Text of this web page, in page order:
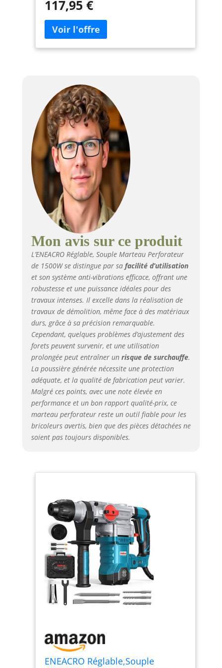
réaliser des projets lourds sur le béton, le
maçonnerie, etc. Avec un contrôle de
vitesse à 6 niveaux, vous aurez toujours le
contrôle total de votre outil. Capacité de
sécurité conçu pour protéger votre
poignet lorsque le marteau perforateur
est exposé à une force de couple élevée.
La poignée réglable à 360° s'applique à
différents travaux et le système anti-
vibration conçu pour réduire efficacement
les vibrations, et réduire la fatigue. La
poignée souple empêche efficacement le
glissement et apporte une meilleure et
confortable prise en main pendant
l'utilisation. ✅【Quatre Fonctions】
Quatre fonctions différentes pour le
perçage (pour le bois, l'acier), le burinage
(pour le béton ou la brique), le perçage au
marteau (pour les travaux lourds) et le
réglage de la position du burin s'adaptent
à une variété de scénarios de travail. Vous
pouvez rapidement changer les fonctions
avec deux commutateurs différents. Par
rapport à la conception de commutateur à
fonction unique, la conception de
commutateur à double fonction peut
prolonger la durée de vie de 100 %.
✅【Conception du boîtier en alliage
d'aluminium】 Par rapport à la
conception normale du boîtier en
plastique sur le marché, La conception du
boîtier en alliage d'aluminium 32MA rend
le marteau perforateur très robuste et
durable. Même si la machine tombe
accidentellement sur le sol, elle ne sera
pas facilement endommagée. Le moteur
résistant à la chaleur et la structure anti-
poussière prolongent la durée de vie du
balai de carbone remplaçable 1 jeu ;
329Graisse*1； capuchon anti-
poussière*1； manuel d'instruction*1 ;
Mallette de rangement*1 ; garantie sans
défaut de 24 mois et service après-vente à
réponse rapide de 8 heures ouvrables.
117,95 €
Mon avis sur ce produit
L’ENEACRO Réglable, Souple Marteau Perforateur
de 1500W se distingue par sa facilité d’utilisation
et son système anti-vibrations efficace, offrant une
robustesse et une puissance idéales pour des
travaux intenses. Il excelle dans la réalisation de
travaux de démolition, même face à des matériaux
durs, grâce à sa précision remarquable.
Cependant, quelques problèmes d’ajustement des
forets peuvent survenir, et une utilisation
prolongée peut entraîner un risque de surchauffe.
La poussière générée nécessite une protection
adéquate, et la qualité de fabrication peut varier.
Malgré ces points, avec une note élevée en
performance et un bon rapport qualité-prix, ce
marteau perforateur reste un outil fiable pour les
bricoleurs avertis, bien que des pièces détachées ne
soient pas toujours disponibles.
ENEACRO Réglable,Souple